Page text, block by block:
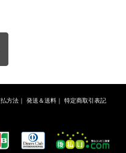
方法 発送＆送料 特定商取引表記